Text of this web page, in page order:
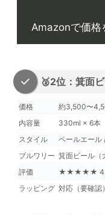
Amazonで価格
🥈2位：箕面
価格
約3,500〜
内容量
330ml × 6本
スタイル
ペールエール
ブルワリー 箕面ビール（
評価
★★★★★ 4.7
ラッピング 対応（要確認）